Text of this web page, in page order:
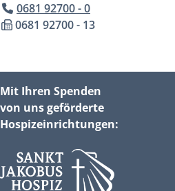
0681 92700 - 0
0681 92700 - 13
Mit Ihren Spenden
von uns geförderte
Hospizeinrichtungen: